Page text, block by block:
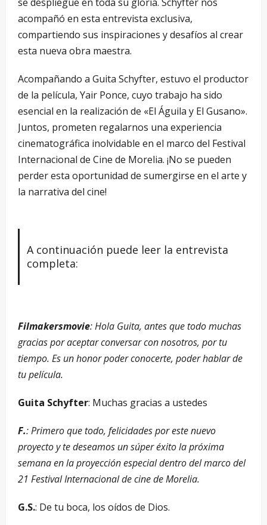
acompañó en esta entrevista exclusiva,
compartiendo sus inspiraciones y desafíos al crear
esta nueva obra maestra.
Acompañando a Guita Schyfter, estuvo el productor
de la película, Yair Ponce, cuyo trabajo ha sido
esencial en la realización de «El Águila y El Gusano».
Juntos, prometen regalarnos una experiencia
cinematográfica inolvidable en el marco del Festival
Internacional de Cine de Morelia. ¡No se pueden
perder esta oportunidad de sumergirse en el arte y
la narrativa del cine!
A continuación puede leer la entrevista
completa:
Filmakersmovie: Hola Guita, antes que todo muchas
gracias por aceptar conversar con nosotros, por tu
tiempo. Es un honor poder conocerte, poder hablar de
tu película.
Guita Schyfter: Muchas gracias a ustedes
F.: Primero que todo, felicidades por este nuevo
proyecto y te deseamos un súper éxito la próxima
semana en la proyección especial dentro del marco del
21 Festival Internacional de cine de Morelia.
G.S.: De tu boca, los oídos de Dios.